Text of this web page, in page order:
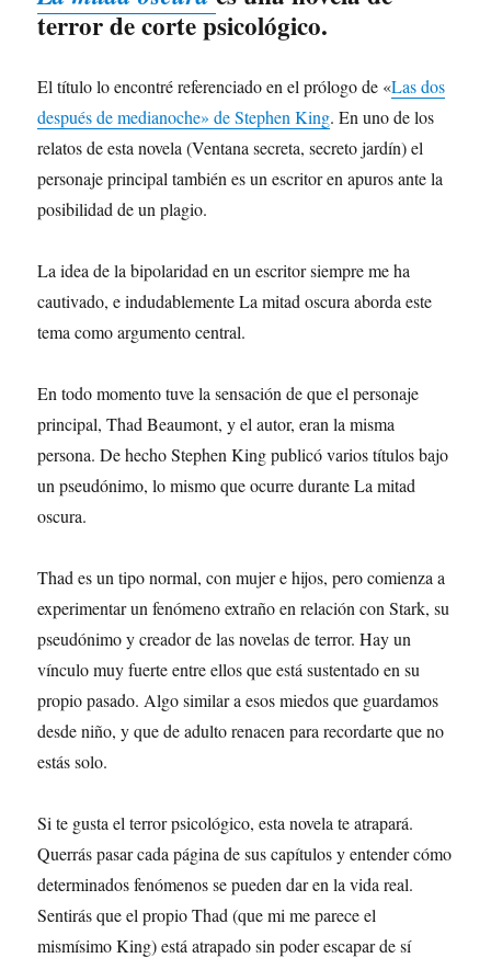
terror de corte psicológico.
El título lo encontré referenciado en el prólogo de «Las dos
después de medianoche» de Stephen King. En uno de los
relatos de esta novela (Ventana secreta, secreto jardín) el
personaje principal también es un escritor en apuros ante la
posibilidad de un plagio.
La idea de la bipolaridad en un escritor siempre me ha
cautivado, e indudablemente La mitad oscura aborda este
tema como argumento central.
En todo momento tuve la sensación de que el personaje
principal, Thad Beaumont, y el autor, eran la misma
persona. De hecho Stephen King publicó varios títulos bajo
un pseudónimo, lo mismo que ocurre durante La mitad
oscura.
Thad es un tipo normal, con mujer e hijos, pero comienza a
experimentar un fenómeno extraño en relación con Stark, su
pseudónimo y creador de las novelas de terror. Hay un
vínculo muy fuerte entre ellos que está sustentado en su
propio pasado. Algo similar a esos miedos que guardamos
desde niño, y que de adulto renacen para recordarte que no
estás solo.
Si te gusta el terror psicológico, esta novela te atrapará.
Querrás pasar cada página de sus capítulos y entender cómo
determinados fenómenos se pueden dar en la vida real.
Sentirás que el propio Thad (que mi me parece el
mismísimo King) está atrapado sin poder escapar de sí